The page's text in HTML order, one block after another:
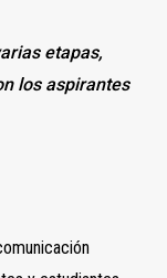
etapas,
los aspirantes